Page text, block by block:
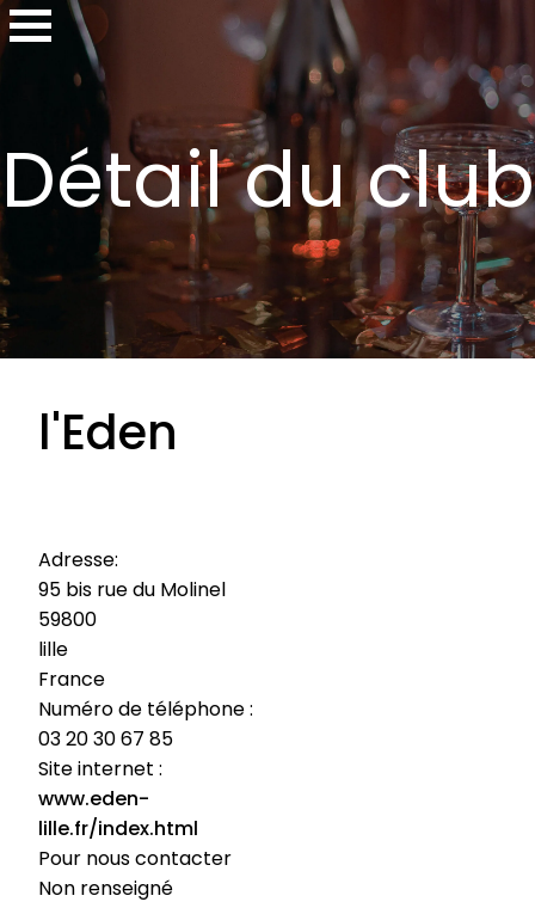
Détail du club
l'Eden
Adresse:
95 bis rue du Molinel
59800
lille
France
Numéro de téléphone :
03 20 30 67 85
Site internet :
www.eden-
lille.fr/index.html
Pour nous contacter
Non renseigné